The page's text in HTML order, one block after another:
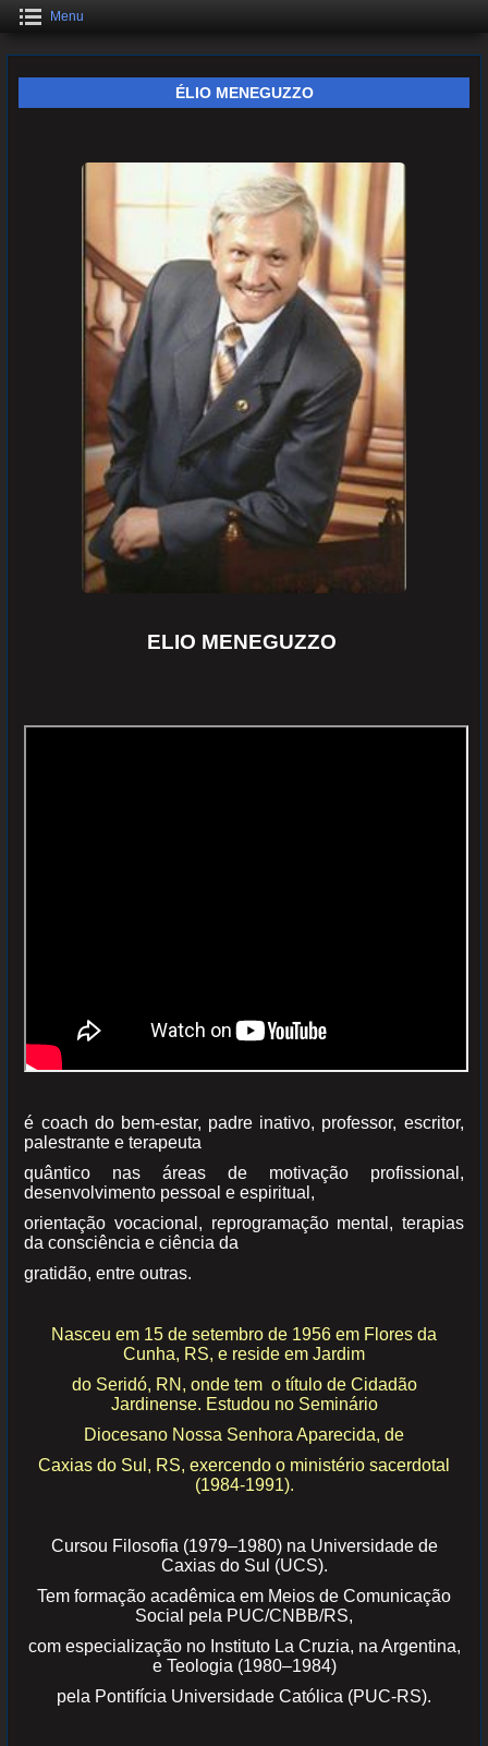
Menu
ÉLIO MENEGUZZO
ELIO MENEGUZZO
é coach do bem-estar, padre inativo, professor, escritor,
palestrante e terapeuta
quântico nas áreas de motivação profissional,
desenvolvimento pessoal e espiritual,
orientação vocacional, reprogramação mental, terapias
da consciência e ciência da
gratidão, entre outras.
Nasceu em 15 de setembro de 1956 em Flores da
Cunha, RS, e reside em Jardim
do Seridó, RN, onde tem o título de Cidadão
Jardinense. Estudou no Seminário
Diocesano Nossa Senhora Aparecida, de
Caxias do Sul, RS, exercendo o ministério sacerdotal
(1984-1991).
Cursou Filosofia (1979–1980) na Universidade de
Caxias do Sul (UCS).
Tem formação acadêmica em Meios de Comunicação
Social pela PUC/CNBB/RS,
com especialização no Instituto La Cruzia, na Argentina,
e Teologia (1980–1984)
pela Pontifícia Universidade Católica (PUC-RS).